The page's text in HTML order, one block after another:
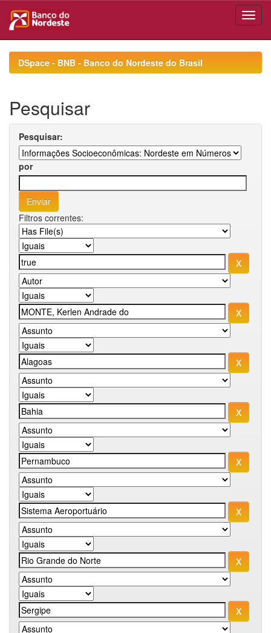
navigationDSpace - BNB - Banco do Nordeste do Brasil
Pesquisar
Pesquisar:
por
Filtros correntes: